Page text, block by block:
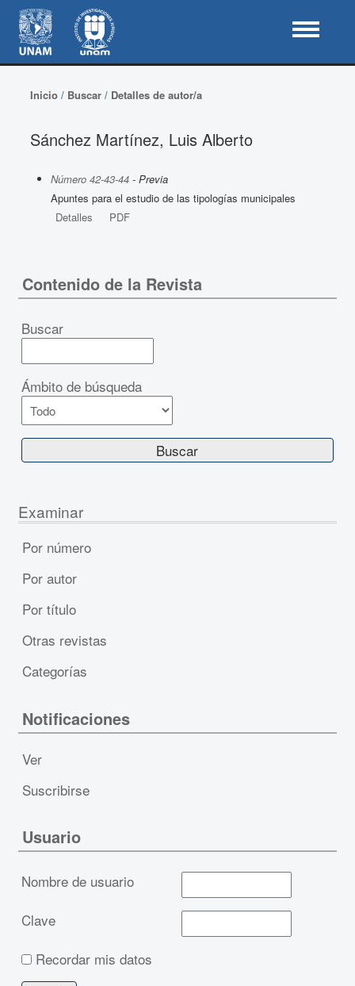
Inicio/ Buscar/ Detalles de autor/a
Sánchez Martínez, Luis Alberto
Número 42-43-44- Previa
Apuntes para el estudio de las tipologías municipales
Detalles
PDF
Contenido de la Revista
Buscar
Ámbito de búsqueda
Examinar
Por número
Por autor
Por título
Otras revistas
Categorías
Notificaciones
Ver
Suscribirse
Usuario
Nombre de usuario
Clave
Recordar mis datos